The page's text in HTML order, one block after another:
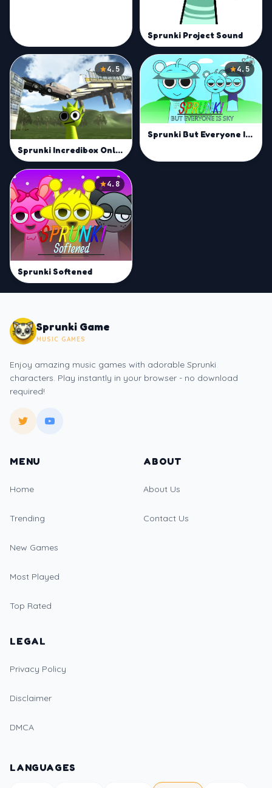
Sprunki Project Sound
4.5
Sprunki Incredibox Only Up
4.5
Sprunki But Everyone Is Sky
4.8
Sprunki Softened
Sprunki Game
MUSIC GAMES
Enjoy amazing music games with adorable Sprunki
characters. Play instantly in your browser - no download
required!
MENU
Home
Trending
New Games
Most Played
Top Rated
ABOUT
About Us
Contact Us
LEGAL
Privacy Policy
Disclaimer
DMCA
LANGUAGES